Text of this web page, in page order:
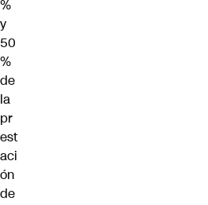
%
y
50
%
de
la
pr
est
aci
ón
de